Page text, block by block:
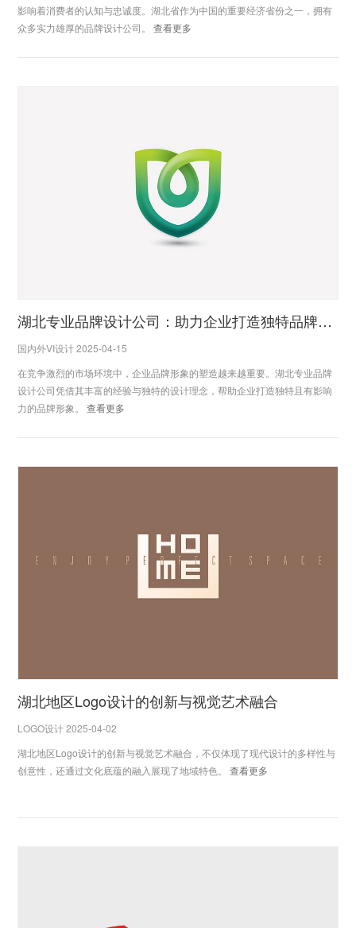
影响着消费者的认知与忠诚度。湖北省作为中国的重要经济省份之一，拥有
众多实力雄厚的品牌设计公司。查看更多
湖北专业品牌设计公司：助力企业打造独特品牌形象
国内外VI设计 2025-04-15
在竞争激烈的市场环境中，企业品牌形象的塑造越来越重要。湖北专业品牌
设计公司凭借其丰富的经验与独特的设计理念，帮助企业打造独特且有影响
力的品牌形象。查看更多
湖北地区Logo设计的创新与视觉艺术融合
LOGO设计 2025-04-02
湖北地区Logo设计的创新与视觉艺术融合，不仅体现了现代设计的多样性与
创意性，还通过文化底蕴的融入展现了地域特色。查看更多